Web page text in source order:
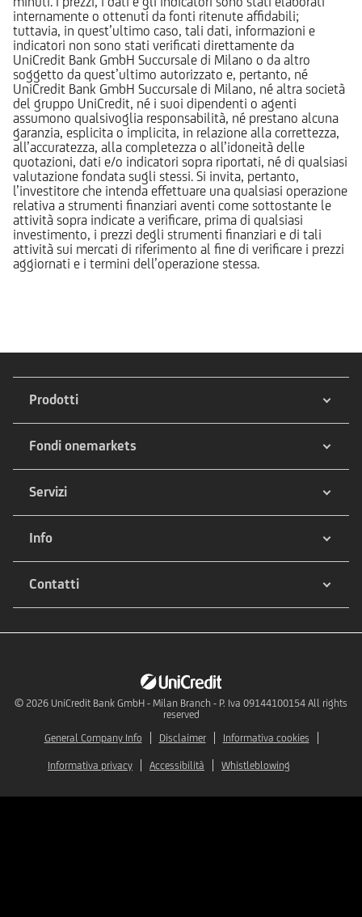
internamente o ottenuti da fonti ritenute affidabili;
tuttavia, in quest’ultimo caso, tali dati, informazioni e
indicatori non sono stati verificati direttamente da
UniCredit Bank GmbH Succursale di Milano o da altro
soggetto da quest’ultimo autorizzato e, pertanto, né
UniCredit Bank GmbH Succursale di Milano, né altra società
del gruppo UniCredit, né i suoi dipendenti o agenti
assumono qualsivoglia responsabilità, né prestano alcuna
garanzia, esplicita o implicita, in relazione alla correttezza,
all’accuratezza, alla completezza o all’idoneità delle
quotazioni, dati e/o indicatori sopra riportati, né di qualsiasi
valutazione fondata sugli stessi. Si invita, pertanto,
l’investitore che intenda effettuare una qualsiasi operazione
relativa a strumenti finanziari aventi come sottostante le
attività sopra indicate a verificare, prima di qualsiasi
investimento, i prezzi degli strumenti finanziari e di tali
attività sui mercati di riferimento al fine di verificare i prezzi
aggiornati e i termini dell’operazione stessa.
Prodotti
Fondi onemarkets
Servizi
Info
Contatti
© 2026 UniCredit Bank GmbH - Milan Branch - P. Iva 09144100154 All rights
reserved
General Company Info
Disclaimer Informativa cookies
Informativa privacy Accessibilità Whistleblowing